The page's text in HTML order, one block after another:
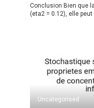
Conclusion Bien que
(eta2 = 0.12), elle
Uncategorised